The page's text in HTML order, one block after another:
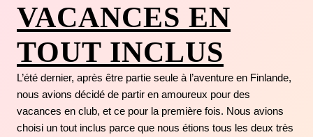
VACANCES EN
TOUT INCLUS
L’été dernier, après être partie seule à l’aventure en Finlande,
nous avions décidé de partir en amoureux pour des
vacances en club, et ce pour la première fois. Nous avions
choisi un tout inclus parce que nous étions tous les deux très